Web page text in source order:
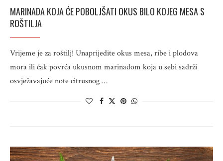
MARINADA KOJA ĆE POBOLJŠATI OKUS BILO KOJEG MESA S
ROŠTILJA
Vrijeme je za roštilj! Unaprijedite okus mesa, ribe i plodova
mora ili čak povrća ukusnom marinadom koja u sebi sadrži
osvježavajuće note citrusnog …